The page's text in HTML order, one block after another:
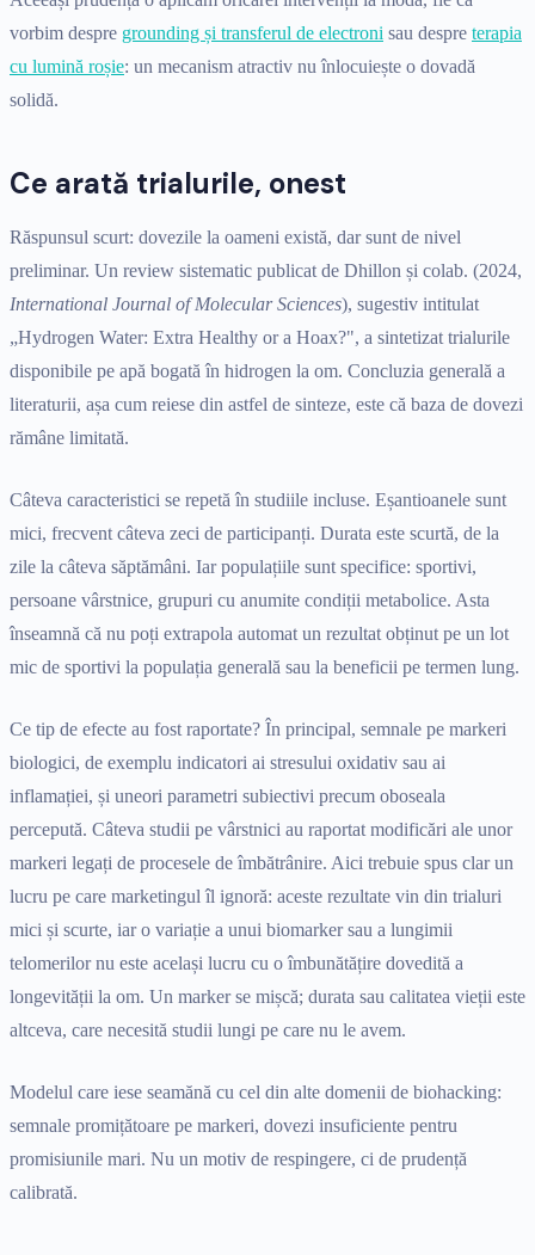
vorbim despre grounding și transferul de electroni sau despre terapia
cu lumină roșie: un mecanism atractiv nu înlocuiește o dovadă
solidă.
Ce arată trialurile, onest
Răspunsul scurt: dovezile la oameni există, dar sunt de nivel
preliminar. Un review sistematic publicat de Dhillon și colab. (2024,
International Journal of Molecular Sciences), sugestiv intitulat
„Hydrogen Water: Extra Healthy or a Hoax?", a sintetizat trialurile
disponibile pe apă bogată în hidrogen la om. Concluzia generală a
literaturii, așa cum reiese din astfel de sinteze, este că baza de dovezi
rămâne limitată.
Câteva caracteristici se repetă în studiile incluse. Eșantioanele sunt
mici, frecvent câteva zeci de participanți. Durata este scurtă, de la
zile la câteva săptămâni. Iar populațiile sunt specifice: sportivi,
persoane vârstnice, grupuri cu anumite condiții metabolice. Asta
înseamnă că nu poți extrapola automat un rezultat obținut pe un lot
mic de sportivi la populația generală sau la beneficii pe termen lung.
Ce tip de efecte au fost raportate? În principal, semnale pe markeri
biologici, de exemplu indicatori ai stresului oxidativ sau ai
inflamației, și uneori parametri subiectivi precum oboseala
percepută. Câteva studii pe vârstnici au raportat modificări ale unor
markeri legați de procesele de îmbătrânire. Aici trebuie spus clar un
lucru pe care marketingul îl ignoră: aceste rezultate vin din trialuri
mici și scurte, iar o variație a unui biomarker sau a lungimii
telomerilor nu este același lucru cu o îmbunătățire dovedită a
longevității la om. Un marker se mișcă; durata sau calitatea vieții este
altceva, care necesită studii lungi pe care nu le avem.
Modelul care iese seamănă cu cel din alte domenii de biohacking:
semnale promițătoare pe markeri, dovezi insuficiente pentru
promisiunile mari. Nu un motiv de respingere, ci de prudență
calibrată.